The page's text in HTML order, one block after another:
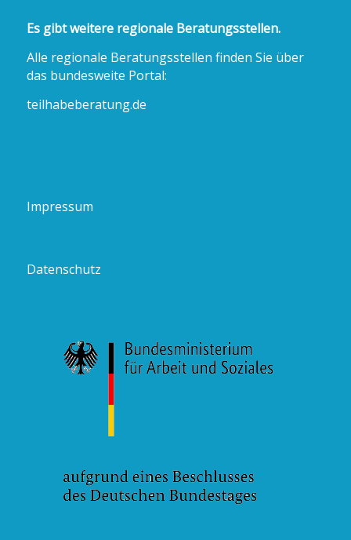
Es gibt weitere regionale Beratungsstellen.
Alle regionale Beratungsstellen finden Sie über
das bundesweite Portal:
teilhabeberatung.de
Impressum
Datenschutz